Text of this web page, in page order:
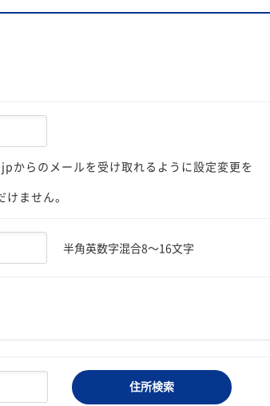
からのメールを受け取れるように設定変更を
ません。
半角英数字混合8〜16文字
住所検索